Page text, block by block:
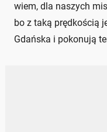
wiem, dla naszych
bo z taką prędkością
Gdańska i pokonują